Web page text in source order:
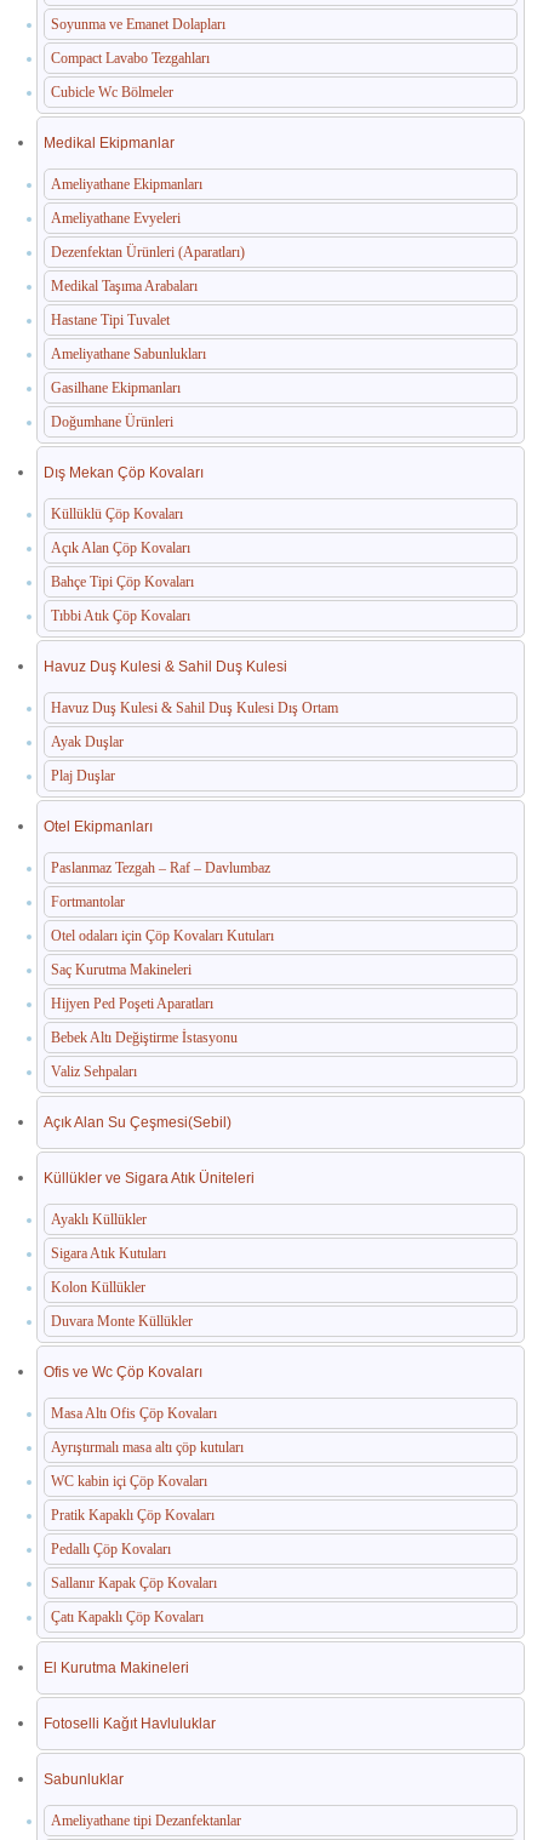
Soyunma ve Emanet Dolapları
Compact Lavabo Tezgahları
Cubicle Wc Bölmeler
Medikal Ekipmanlar
Ameliyathane Ekipmanları
Ameliyathane Evyeleri
Dezenfektan Ürünleri (Aparatları)
Medikal Taşıma Arabaları
Hastane Tipi Tuvalet
Ameliyathane Sabunlukları
Gasilhane Ekipmanları
Doğumhane Ürünleri
Dış Mekan Çöp Kovaları
Küllüklü Çöp Kovaları
Açık Alan Çöp Kovaları
Bahçe Tipi Çöp Kovaları
Tıbbi Atık Çöp Kovaları
Havuz Duş Kulesi & Sahil Duş Kulesi
Havuz Duş Kulesi & Sahil Duş Kulesi Dış Ortam
Ayak Duşlar
Plaj Duşlar
Otel Ekipmanları
Paslanmaz Tezgah – Raf – Davlumbaz
Fortmantolar
Otel odaları için Çöp Kovaları Kutuları
Saç Kurutma Makineleri
Hijyen Ped Poşeti Aparatları
Bebek Altı Değiştirme İstasyonu
Valiz Sehpaları
Açık Alan Su Çeşmesi(Sebil)
Küllükler ve Sigara Atık Üniteleri
Ayaklı Küllükler
Sigara Atık Kutuları
Kolon Küllükler
Duvara Monte Küllükler
Ofis ve Wc Çöp Kovaları
Masa Altı Ofis Çöp Kovaları
Ayrıştırmalı masa altı çöp kutuları
WC kabin içi Çöp Kovaları
Pratik Kapaklı Çöp Kovaları
Pedallı Çöp Kovaları
Sallanır Kapak Çöp Kovaları
Çatı Kapaklı Çöp Kovaları
El Kurutma Makineleri
Fotoselli Kağıt Havluluklar
Sabunluklar
Ameliyathane tipi Dezanfektanlar